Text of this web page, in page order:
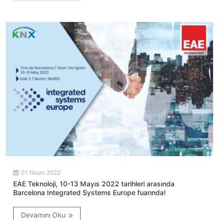
01 Nisan 2022
EAE Teknoloji, 10-13 Mayıs 2022 tarihleri arasında
Barcelona Integrated Systems Europe fuarında!
Devamını Oku